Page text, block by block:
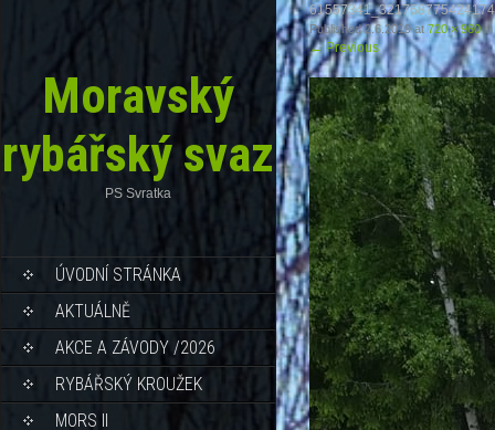
Moravský
rybářský svaz
PS Svratka
ÚVODNÍ STRÁNKA
AKTUÁLNĚ
AKCE A ZÁVODY /2026
RYBÁŘSKÝ KROUŽEK
MORS II
Published2.6.2019at 720 × 960in
←Previous